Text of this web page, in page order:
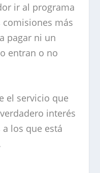
ir al programa
más
pagar ni un
entran o no
el servicio que
interés
los que está